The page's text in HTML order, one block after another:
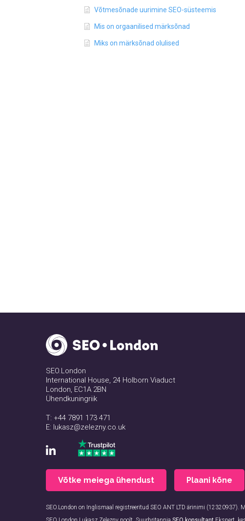
Võtmesõnade uurimine SEO-süsteemis
Mis on orgaanilised märksõnad
Miks on märksõnad olulised
SEO.London
International House, 24 Holborn Viaduct
London, EC1A 2BN
Ühendkuningriik
T: +44 7891 173 471
E: lukasz@zelezny.co.uk
Võtke meiega ühendust Plaani kõne
SEO.London on Inglismaal registreeritud SEO ANT LTD ärinimi